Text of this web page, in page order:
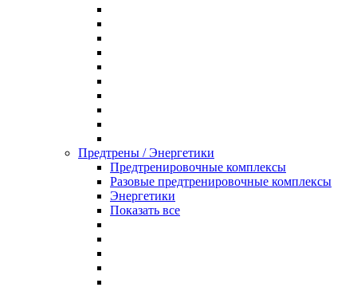
Предтрены / Энергетики
Предтренировочные комплексы
Разовые предтренировочные комплексы
Энергетики
Показать все